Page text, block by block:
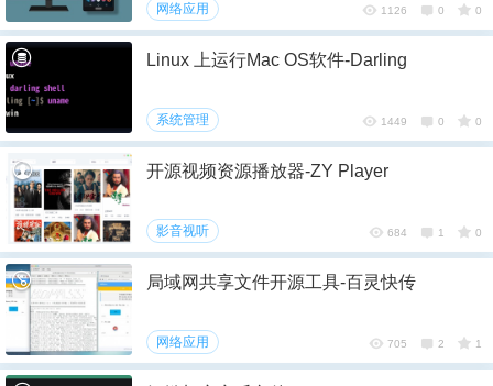
网络应用 1126 0 0
Linux 上运行Mac OS软件-Darling
系统管理 1449 0 0
开源视频资源播放器-ZY Player
影音视听 684 1 0
局域网共享文件开源工具-百灵快传
网络应用 705 2 1